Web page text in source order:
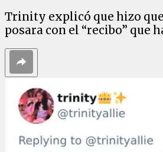
Trinity explicó que hizo
posara con el “recibo” que